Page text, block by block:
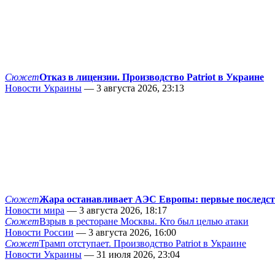
СюжетОтказ в лицензии. Производство Patriot в Украине
Новости Украины — 3 августа 2026, 23:13
СюжетЖара останавливает АЭС Европы: первые
Новости мира — 3 августа 2026, 18:17
СюжетВзрыв в ресторане Москвы. Кто был целью атаки
Новости России — 3 августа 2026, 16:00
СюжетТрамп отступает. Производство Patriot в Украине
Новости Украины — 31 июля 2026, 23:04